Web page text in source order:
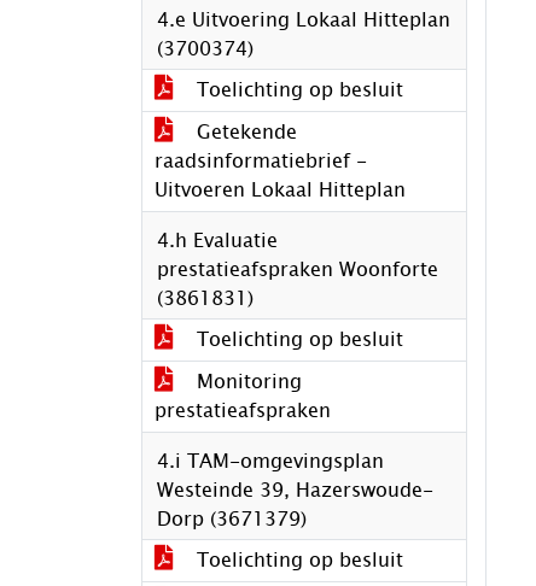
4.e Uitvoering Lokaal Hitteplan
(3700374)
Toelichting op besluit
Getekende
raadsinformatiebrief -
Uitvoeren Lokaal Hitteplan
4.h Evaluatie
prestatieafspraken Woonforte
(3861831)
Toelichting op besluit
Monitoring
prestatieafspraken
4.i TAM-omgevingsplan
Westeinde 39, Hazerswoude-
Dorp (3671379)
Toelichting op besluit